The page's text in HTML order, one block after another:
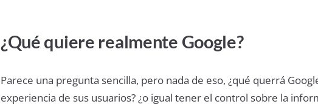
¿Qué quiere realmente Google?
Parece una pregunta sencilla, pero nada de eso, ¿qué querrá
experiencia de sus usuarios? ¿o igual tener el control sobre la